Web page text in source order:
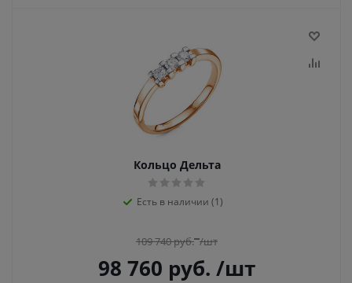
Кольцо Дельта
Есть в наличии (1)
109 740руб. /шт
98 760 руб. /шт